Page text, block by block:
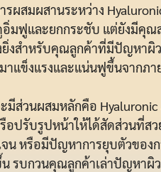
รผสมผสานระหว่าง
อิ่มฟูและยกกระชับ แต่ยังมีคุณ
ยิ่งสำหรับคุณลูกค้าที่มีปัญหาผิ
าแข็งแรงและแน่นฟูขึ้นจากภา
มีส่วนผสมหลักคือ Hyaluronic
อปรับรูปหน้าให้ได้สัดส่วนที่ส
น หรือมีปัญหาการยุบตัวของ
รบกวนคุณลูกค้าเล่าปัญหาผิ